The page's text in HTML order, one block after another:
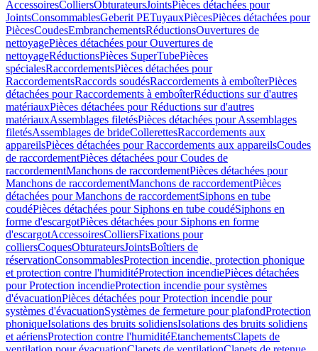
AccessoiresColliersObturateursJointsPièces détachées pour
JointsConsommablesGeberit PETuyauxPiècesPièces détachées pour
PiècesCoudesEmbranchementsRéductionsOuvertures de
nettoyagePièces détachées pour Ouvertures de
nettoyageRéductionsPièces SuperTubePièces
spécialesRaccordementsPièces détachées pour
RaccordementsRaccords soudésRaccordements à emboîterPièces
détachées pour Raccordements à emboîterRéductions sur d'autres
matériauxPièces détachées pour Réductions sur d'autres
matériauxAssemblages filetésPièces détachées pour Assemblages
filetésAssemblages de brideCollerettesRaccordements aux
appareilsPièces détachées pour Raccordements aux appareilsCoudes
de raccordementPièces détachées pour Coudes de
raccordementManchons de raccordementPièces détachées pour
Manchons de raccordementManchons de raccordementPièces
détachées pour Manchons de raccordementSiphons en tube
coudéPièces détachées pour Siphons en tube coudéSiphons en
forme d'escargotPièces détachées pour Siphons en forme
d'escargotAccessoiresColliersFixations pour
colliersCoquesObturateursJointsBoîtiers de
réservationConsommablesProtection incendie, protection phonique
et protection contre l'humiditéProtection incendiePièces détachées
pour Protection incendieProtection incendie pour systèmes
d'évacuationPièces détachées pour Protection incendie pour
systèmes d'évacuationSystèmes de fermeture pour plafondProtection
phoniqueIsolations des bruits solidiensIsolations des bruits solidiens
et aériensProtection contre l'humiditéEtanchementsClapets de